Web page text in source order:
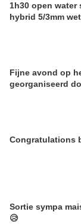
1h30 open
hybrid 5/3mm
Fijne avond op
Congratulations
Sortie sympa
😥